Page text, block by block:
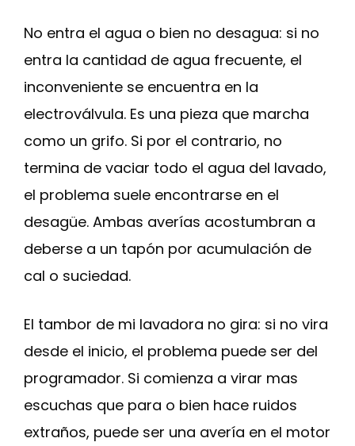
No entra el agua o bien no desagua: si no
entra la cantidad de agua frecuente, el
inconveniente se encuentra en la
electroválvula. Es una pieza que marcha
como un grifo. Si por el contrario, no
termina de vaciar todo el agua del lavado,
el problema suele encontrarse en el
desagüe. Ambas averías acostumbran a
deberse a un tapón por acumulación de
cal o suciedad.
El tambor de mi lavadora no gira: si no vira
desde el inicio, el problema puede ser del
programador. Si comienza a virar mas
escuchas que para o bien hace ruidos
extraños, puede ser una avería en el motor